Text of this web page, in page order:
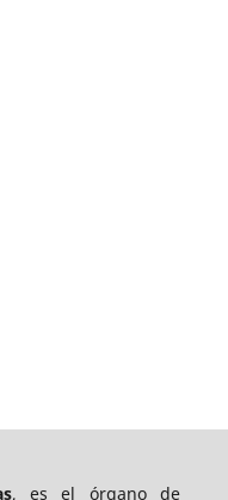
, es el órgano de